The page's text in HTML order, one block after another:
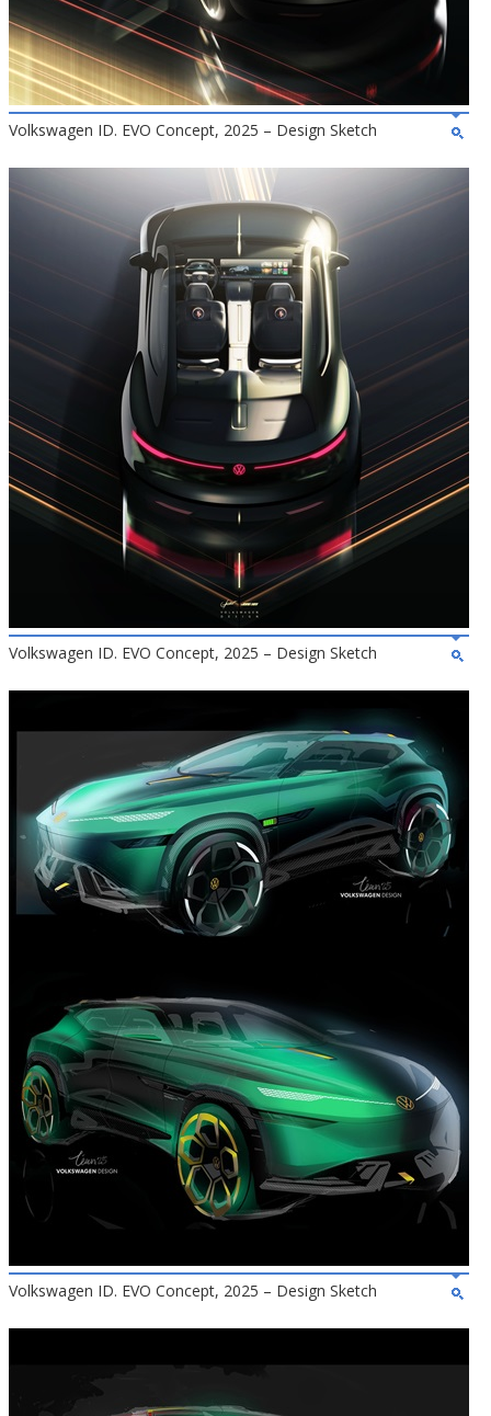
Volkswagen ID. EVO Concept, 2025 – Design Sketch
Volkswagen ID. EVO Concept, 2025 – Design Sketch
Volkswagen ID. EVO Concept, 2025 – Design Sketch